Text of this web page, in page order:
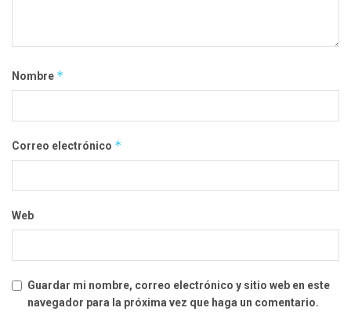
Nombre *
Correo electrónico *
Web
Guardar mi nombre, correo electrónico y sitio web en este
navegador para la próxima vez que haga un comentario.